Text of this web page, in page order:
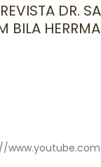
DR.
BILA